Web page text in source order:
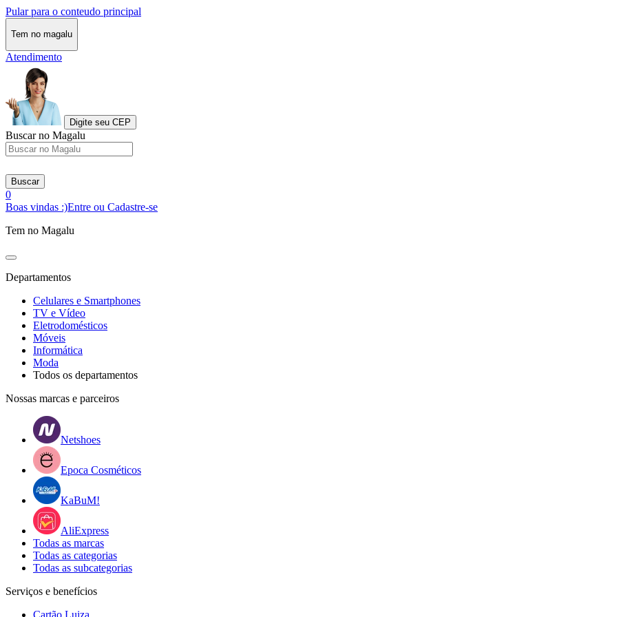
Pular para o conteudo principal
Tem no magalu
Atendimento
Digite seu CEP
Buscar no Magalu
Buscar
0
Boas vindas :)Entre ou Cadastre-se
Tem no Magalu
Departamentos
Celulares e Smartphones
TV e Vídeo
Eletrodomésticos
Móveis
Informática
Moda
Todos os departamentos
Nossas marcas e parceiros
Netshoes
Epoca Cosméticos
KaBuM!
AliExpress
Todas as marcas
Todas as categorias
Todas as subcategorias
Serviços e benefícios
Cartão Luiza